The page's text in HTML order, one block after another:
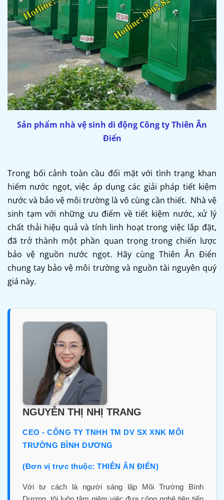
Sản phẩm nhà vệ sinh di động Công ty Thiên Ân
Điển
Trong bối cảnh toàn cầu đối mặt với tình trạng khan
hiếm nước ngọt, việc áp dụng các giải pháp tiết kiệm
nước và bảo vệ môi trường là vô cùng cần thiết. Nhà vệ
sinh tạm với những ưu điểm về tiết kiệm nước, xử lý
chất thải hiệu quả và tính linh hoạt trong việc lắp đặt,
đã trở thành một phần quan trọng trong chiến lược
bảo vệ nguồn nước ngọt. Hãy cùng Thiên Ân Điển
chung tay bảo vệ môi trường và nguồn tài nguyên quý
giá này.
NGUYỄN THỊ NHỊ TRANG
CEO - CÔNG TY TNHH TM DV SX XNK MÔI
TRƯỜNG BÌNH DƯƠNG
(Đơn vị trực thuộc: THIÊN ÂN ĐIỂN)
Với tư cách là người sáng lập Môi Trường Bình